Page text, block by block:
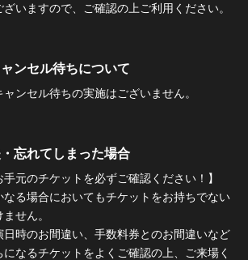
いますので、ご確認の上ご利用ください。
ンセル待ちについて
ンセル待ちの実施はございません。
忘れてしまった場合
手元のチケットを必ずご確認ください！】
る場合においてもチケットをお持ちでない
せん。
時のお間違い、手数料券とのお間違いなど
なるチケットをよくご確認の上、ご来場く